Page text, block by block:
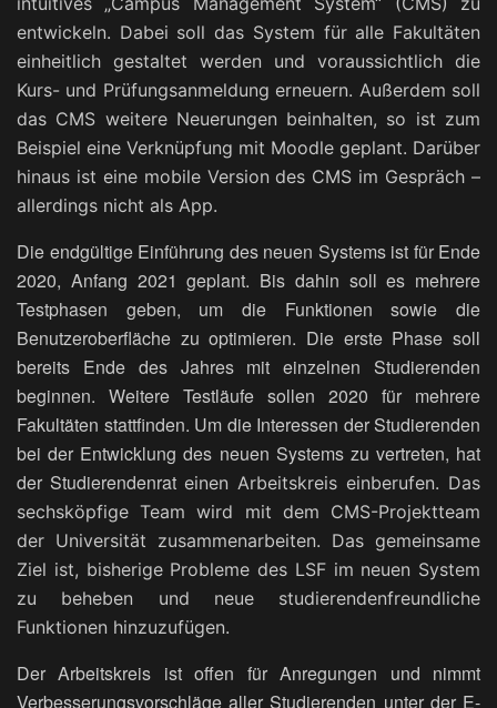
entwickeln. Dabei soll das System für alle Fakultäten
einheitlich gestaltet werden und voraussichtlich die
Kurs- und Prüfungsanmeldung erneuern. Außerdem soll
das CMS weitere Neuerungen beinhalten, so ist zum
Beispiel eine Verknüpfung mit Moodle geplant. Darüber
hinaus ist eine mobile Version des CMS im Gespräch –
allerdings nicht als App.
Die endgültige Einführung des neuen Systems ist für Ende
2020, Anfang 2021 geplant. Bis dahin soll es mehrere
Testphasen geben, um die Funktionen sowie die
Benutzeroberfläche zu optimieren. Die erste Phase soll
bereits Ende des Jahres mit einzelnen Studierenden
beginnen. Weitere Testläufe sollen 2020 für mehrere
Fakultäten stattfinden. Um die Interessen der Studierenden
bei der Entwicklung des neuen Systems zu vertreten, hat
der Studierendenrat einen Arbeitskreis einberufen. Das
sechsköpfige Team wird mit dem CMS-Projektteam
der Universität zusammenarbeiten. Das gemeinsame
Ziel ist, bisherige Probleme des LSF im neuen System
zu beheben und neue studierendenfreundliche
Funktionen hinzuzufügen.
Der Arbeitskreis ist offen für Anregungen und nimmt
Verbesserungsvorschläge aller Studierenden unter der E-